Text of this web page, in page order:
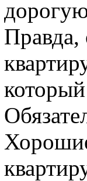
Правда,